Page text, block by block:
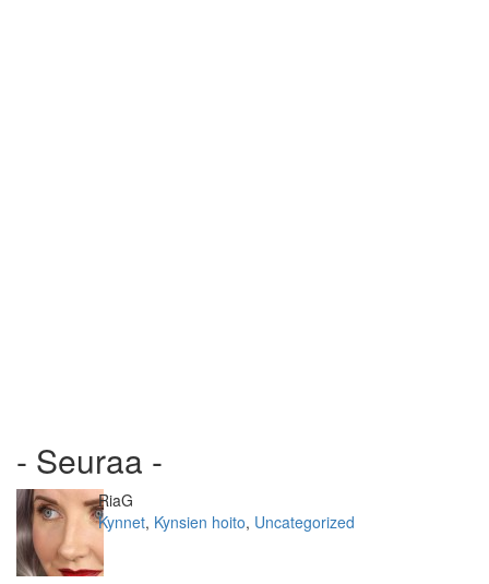
- Seuraa -
Kirjoittaja
RiaG
Kategoriat
Kynnet, Kynsien hoito, Uncategorized